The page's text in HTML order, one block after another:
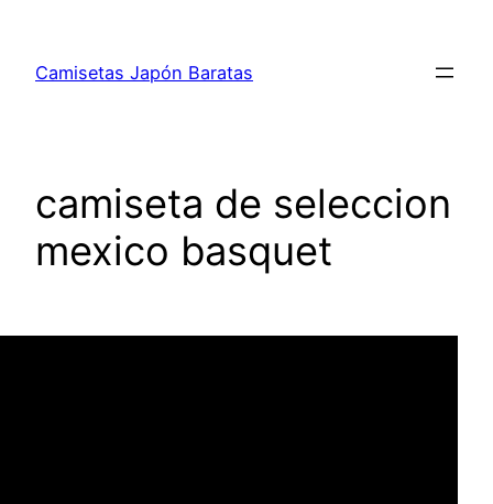
contenido
Camisetas Japón Baratas
camiseta de seleccion
mexico basquet